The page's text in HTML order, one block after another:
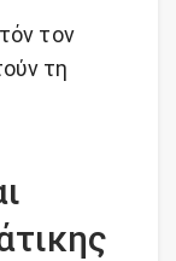
τον
τη